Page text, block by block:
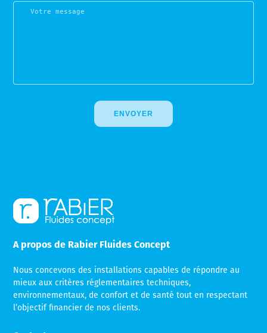
A propos de Rabier Fluides Concept
Nous concevons des installations capables de répondre au
mieux aux critères réglementaires techniques,
environnementaux, de confort et de santé tout en respectant
l’objectif financier de nos clients.